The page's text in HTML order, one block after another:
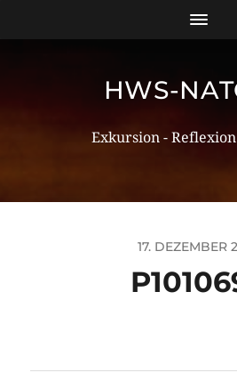
HWS-
Exkursion -
17. DEZEMBER